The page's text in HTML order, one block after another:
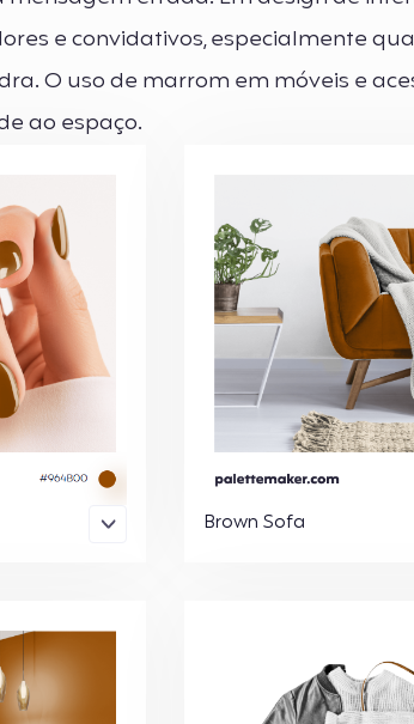
e convidativos, especialmente
O uso de marrom em móveis e
ao espaço.
Brown Sofa